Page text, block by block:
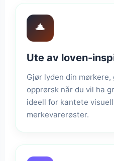
Ute av loven-
Gjør lyden din mørkere,
opprørsk når du vil ha
ideell for kantete
merkevarerøster.